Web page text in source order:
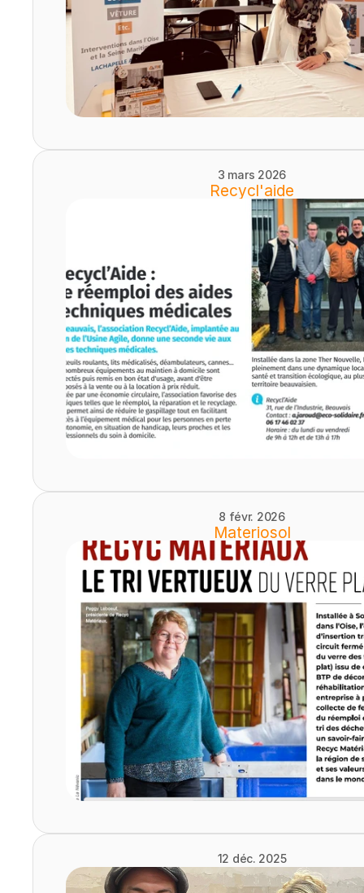
3 mars 2026
Recycl'aide
8 févr. 2026
Materiosol
12 déc. 2025